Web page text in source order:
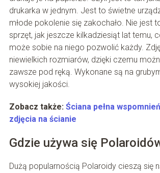
drukarka w jednym. Jest to świetne
młode pokolenie się zakochało. Nie jest
sprzęt, jak jeszcze kilkadziesiąt lat temu,
może sobie na niego pozwolić każdy.
niewielkich rozmiarów, dzięki czemu
zawsze pod ręką. Wykonane są na
wysokiej jakości.
Zobacz także: Ściana pełna
zdjęcia na ścianie
Gdzie używa się
Dużą popularnością Polaroidy cieszą się